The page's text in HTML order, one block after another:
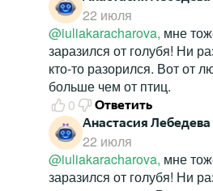
22 июля
@iuliakaracharova, мне
заразился от голубя! Ни
кто-то разорился. Вот от
больше чем от птиц.
0
Ответить
Анастасия Лебедева
22 июля
@iuliakaracharova, мне
заразился от голубя! Ни